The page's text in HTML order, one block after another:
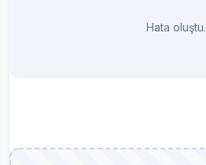
Hata oluştu.